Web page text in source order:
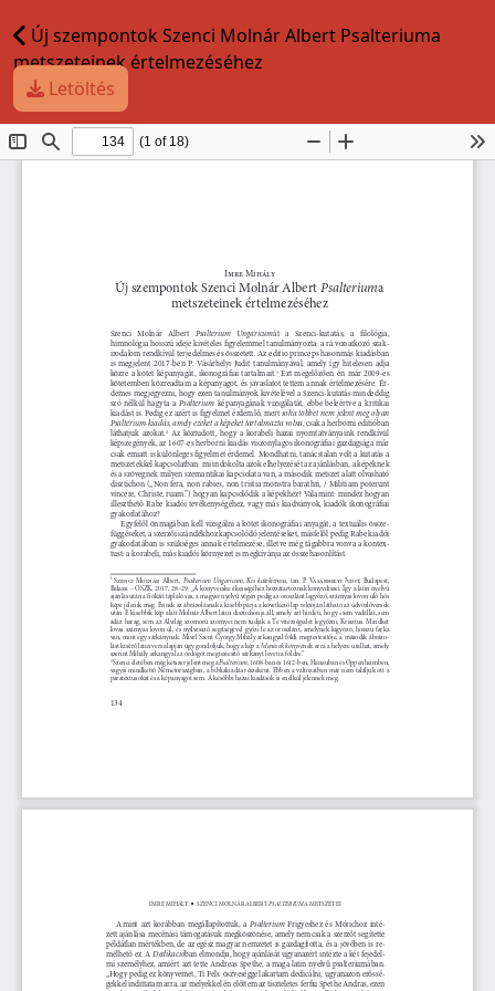
Új szempontok Szenci Molnár Albert Psalteriuma
metszeteinek értelmezéséhez
Letöltés